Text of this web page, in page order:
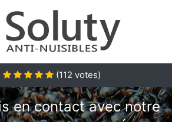
(112 votes)
en contact avec notre